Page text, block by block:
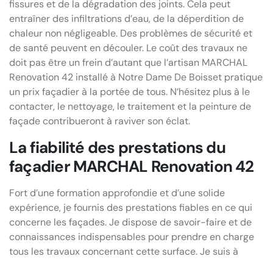
fissures et de la dégradation des joints. Cela peut
entraîner des infiltrations d’eau, de la déperdition de
chaleur non négligeable. Des problèmes de sécurité et
de santé peuvent en découler. Le coût des travaux ne
doit pas être un frein d’autant que l’artisan MARCHAL
Renovation 42 installé à Notre Dame De Boisset pratique
un prix façadier à la portée de tous. N’hésitez plus à le
contacter, le nettoyage, le traitement et la peinture de
façade contribueront à raviver son éclat.
La fiabilité des prestations du
façadier MARCHAL Renovation 42
Fort d’une formation approfondie et d’une solide
expérience, je fournis des prestations fiables en ce qui
concerne les façades. Je dispose de savoir-faire et de
connaissances indispensables pour prendre en charge
tous les travaux concernant cette surface. Je suis à